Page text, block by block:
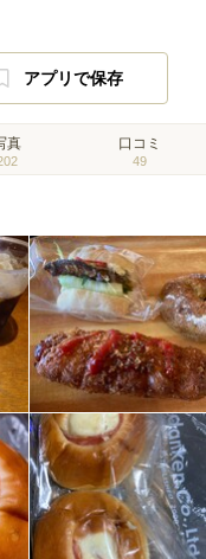
アプリで保存
真 口コミ
49